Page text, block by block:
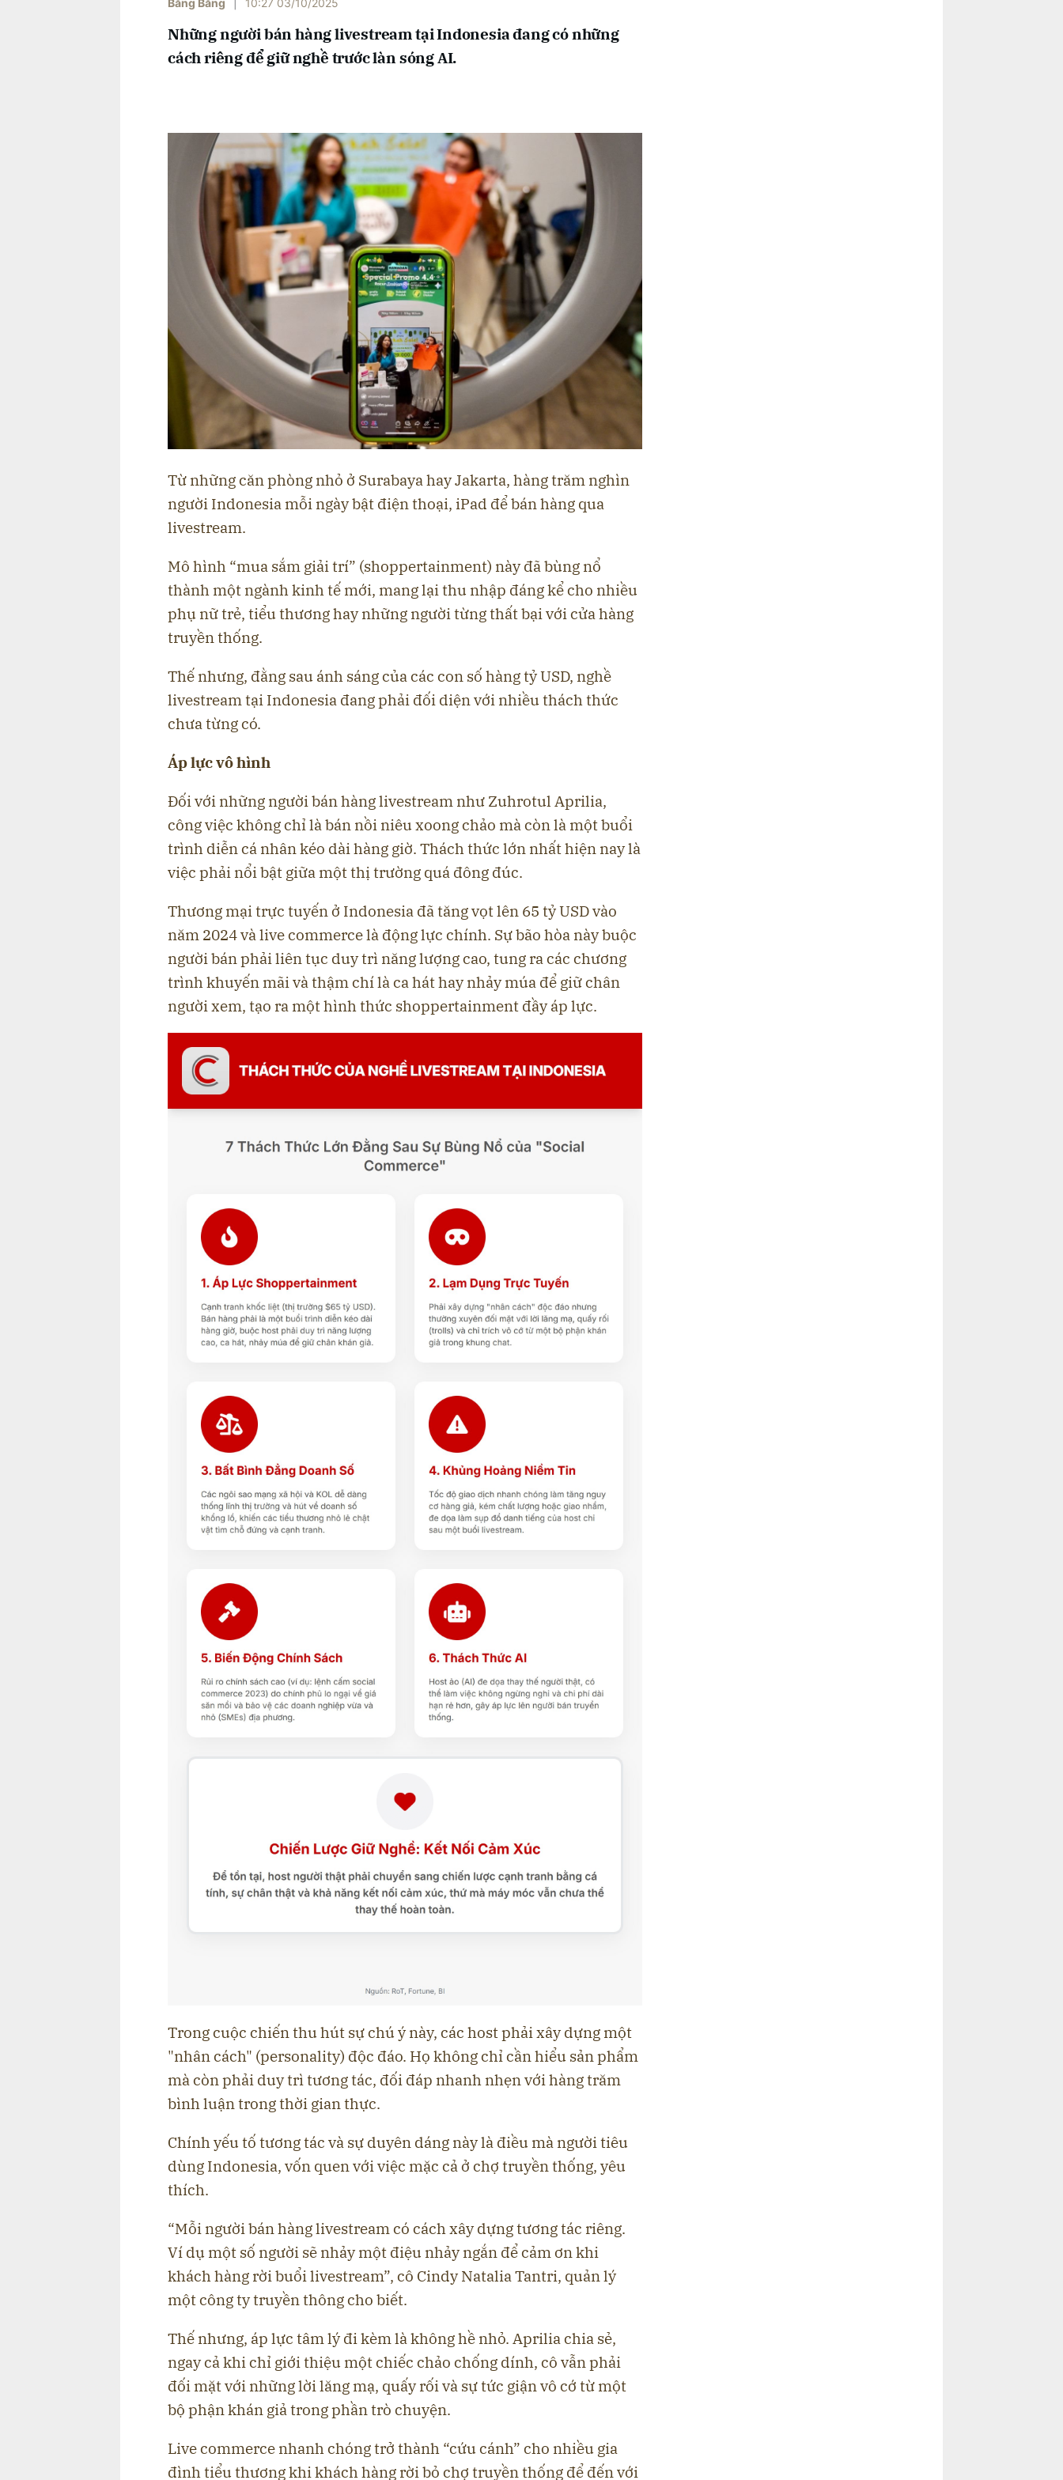
Băng Băng 10:27 03/10/2025
Những người bán hàng livestream tại Indonesia đang có những
cách riêng để giữ nghề trước làn sóng AI.
Từ những căn phòng nhỏ ở Surabaya hay Jakarta, hàng trăm nghìn
người Indonesia mỗi ngày bật điện thoại, iPad để bán hàng qua
livestream.
Mô hình “mua sắm giải trí” (shoppertainment) này đã bùng nổ
thành một ngành kinh tế mới, mang lại thu nhập đáng kể cho nhiều
phụ nữ trẻ, tiểu thương hay những người từng thất bại với cửa hàng
truyền thống.
Thế nhưng, đằng sau ánh sáng của các con số hàng tỷ USD, nghề
livestream tại Indonesia đang phải đối diện với nhiều thách thức
chưa từng có.
Áp lực vô hình
Đối với những người bán hàng livestream như Zuhrotul Aprilia,
công việc không chỉ là bán nồi niêu xoong chảo mà còn là một buổi
trình diễn cá nhân kéo dài hàng giờ. Thách thức lớn nhất hiện nay là
việc phải nổi bật giữa một thị trường quá đông đúc.
Thương mại trực tuyến ở Indonesia đã tăng vọt lên 65 tỷ USD vào
năm 2024 và live commerce là động lực chính. Sự bão hòa này buộc
người bán phải liên tục duy trì năng lượng cao, tung ra các chương
trình khuyến mãi và thậm chí là ca hát hay nhảy múa để giữ chân
người xem, tạo ra một hình thức shoppertainment đầy áp lực.
Trong cuộc chiến thu hút sự chú ý này, các host phải xây dựng một
"nhân cách" (personality) độc đáo. Họ không chỉ cần hiểu sản phẩm
mà còn phải duy trì tương tác, đối đáp nhanh nhẹn với hàng trăm
bình luận trong thời gian thực.
Chính yếu tố tương tác và sự duyên dáng này là điều mà người tiêu
dùng Indonesia, vốn quen với việc mặc cả ở chợ truyền thống, yêu
thích.
“Mỗi người bán hàng livestream có cách xây dựng tương tác riêng.
Ví dụ một số người sẽ nhảy một điệu nhảy ngắn để cảm ơn khi
khách hàng rời buổi livestream”, cô Cindy Natalia Tantri, quản lý
một công ty truyền thông cho biết.
Thế nhưng, áp lực tâm lý đi kèm là không hề nhỏ. Aprilia chia sẻ,
ngay cả khi chỉ giới thiệu một chiếc chảo chống dính, cô vẫn phải
đối mặt với những lời lăng mạ, quấy rối và sự tức giận vô cớ từ một
bộ phận khán giả trong phần trò chuyện.
Live commerce nhanh chóng trở thành “cứu cánh” cho nhiều gia
đình tiểu thương khi khách hàng rời bỏ chợ truyền thống để đến với